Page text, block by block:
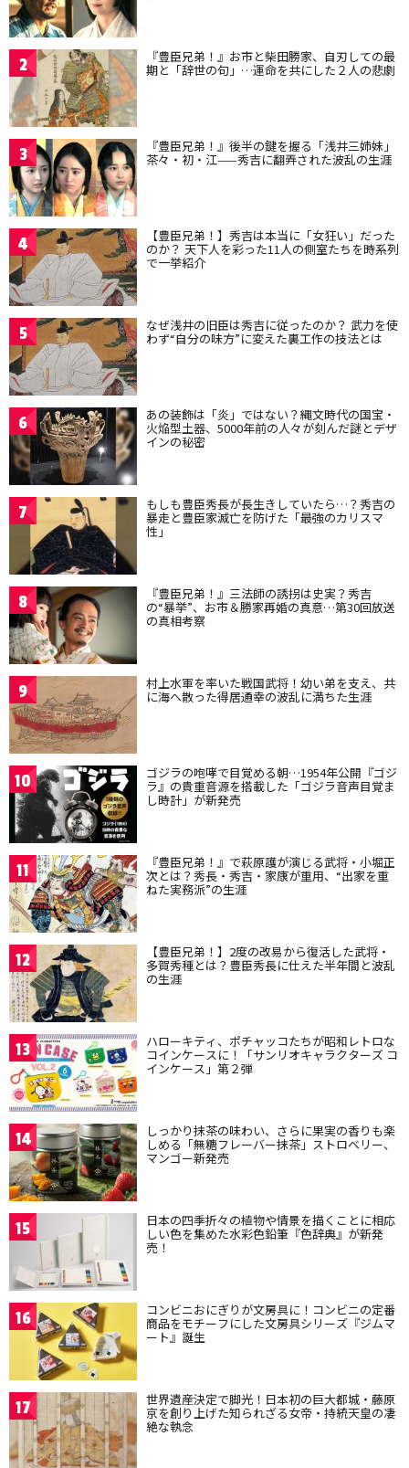
2 『豊臣兄弟！』お市と柴田勝家、自刃しての最
期と「辞世の句」…運命を共にした２人の悲劇
3 『豊臣兄弟！』後半の鍵を握る「浅井三姉妹」
茶々・初・江——秀吉に翻弄された波乱の生涯
4 【豊臣兄弟！】秀吉は本当に「女狂い」だった
のか？ 天下人を彩った11人の側室たちを時系列
で一挙紹介
5 なぜ浅井の旧臣は秀吉に従ったのか？ 武力を使
わず“自分の味方”に変えた裏工作の技法とは
6 あの装飾は「炎」ではない？縄文時代の国宝・
火焔型土器、5000年前の人々が刻んだ謎とデザ
インの秘密
7 もしも豊臣秀長が長生きしていたら…？秀吉の
暴走と豊臣家滅亡を防げた「最強のカリスマ
性」
8 『豊臣兄弟！』三法師の誘拐は史実？秀吉
の“暴挙”、お市＆勝家再婚の真意…第30回放送
の真相考察
9 村上水軍を率いた戦国武将！幼い弟を支え、共
に海へ散った得居通幸の波乱に満ちた生涯
10 ゴジラの咆哮で目覚める朝…1954年公開『ゴジ
ラ』の貴重音源を搭載した「ゴジラ音声目覚ま
し時計」が新発売
11 『豊臣兄弟！』で萩原護が演じる武将・小堀正
次とは？秀長・秀吉・家康が重用、“出家を重
ねた実務派”の生涯
12 【豊臣兄弟！】2度の改易から復活した武将・
多賀秀種とは？豊臣秀長に仕えた半年間と波乱
の生涯
13 ハローキティ、ポチャッコたちが昭和レトロな
コインケースに！「サンリオキャラクターズ コ
インケース」第２弾
14 しっかり抹茶の味わい、さらに果実の香りも楽
しめる「無糖フレーバー抹茶」ストロベリー、
マンゴー新発売
15 日本の四季折々の植物や情景を描くことに相応
しい色を集めた水彩色鉛筆『色辞典』が新発
売！
16 コンビニおにぎりが文房具に！コンビニの定番
商品をモチーフにした文房具シリーズ『ジムマ
ート』誕生
17 世界遺産決定で脚光！日本初の巨大都城・藤原
京を創り上げた知られざる女帝・持統天皇の凄
絶な執念